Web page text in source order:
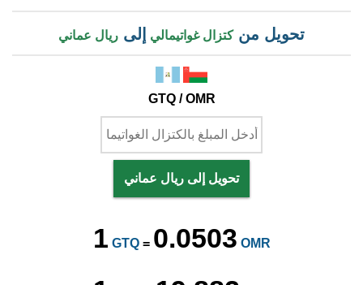
تحويل منكتزال غواتيمالي إلى ريال عماني
GTQ / OMR
تحويل إلى ريال عماني
1 GTQ= 0.0503 OMR